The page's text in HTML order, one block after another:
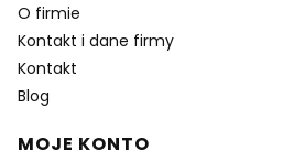
O firmie
Kontakt i dane firmy
Kontakt
Blog
MOJE KONTO